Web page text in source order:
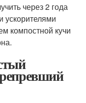
через 2 года
ускорителями
компостной кучи